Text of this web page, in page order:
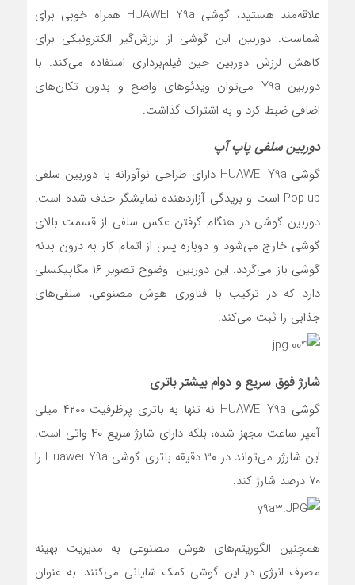
علاقه‌مند هستید، گوشی HUAWEI Y9a همراه خوبی برای
شماست. دوربین این گوشی از لرزش‌گیر الکترونیکی برای
کاهش لرزش دوربین حین فیلم‌برداری استفاده می‌کند. با
دوربین Y9a می‌توان ویدئوهای واضح و بدون تکان‌های
اضافی ضبط کرد و به اشتراک گذاشت.
دوربین سلفی پاپ آپ
گوشی HUAWEI Y9a دارای طراحی نوآورانه با دوربین سلفی
Pop-up است و بریدگی آزاردهنده نمایشگر حذف شده است.
دوربین گوشی در هنگام گرفتن عکس سلفی از قسمت بالای
گوشی خارج می‌شود و دوباره پس از اتمام کار به درون بدنه
گوشی باز می‌گردد. این دوربین وضوح تصویر ۱۶ مگاپیکسلی
دارد که در ترکیب با فناوری هوش مصنوعی، سلفی‌های
جذابی را ثبت می‌کند.
شارژ فوق سریع و دوام بیشتر باتری
گوشی HUAWEI Y9a نه تنها به باتری پرظرفیت ۴۲۰۰ میلی
آمپر ساعت مجهز شده، بلکه دارای شارژ سریع ۴۰ واتی است.
این شارژر می‌تواند در ۳۰ دقیقه باتری گوشی Huawei Y9a را
۷۰ درصد شارژ کند.
همچنین الگوریتم‌های هوش مصنوعی به مدیریت بهینه
مصرف انرژی در این گوشی کمک شایانی می‌کنند. به عنوان